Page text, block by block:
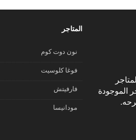
الموجودة
المتاجر
نون دوت كوم
فوغا كلوسيت
فارفيتش
مودانيسا